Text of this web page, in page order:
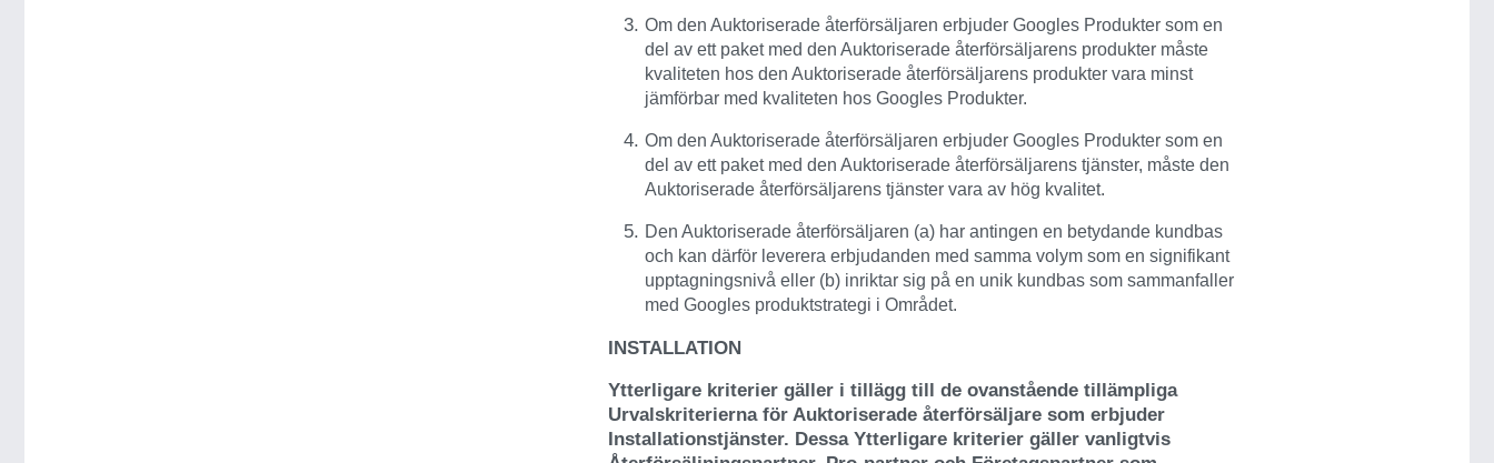
Om den Auktoriserade återförsäljaren erbjuder Googles Produkter som en
del av ett paket med den Auktoriserade återförsäljarens produkter måste
kvaliteten hos den Auktoriserade återförsäljarens produkter vara minst
jämförbar med kvaliteten hos Googles Produkter.
Om den Auktoriserade återförsäljaren erbjuder Googles Produkter som en
del av ett paket med den Auktoriserade återförsäljarens tjänster, måste den
Auktoriserade återförsäljarens tjänster vara av hög kvalitet.
Den Auktoriserade återförsäljaren (a) har antingen en betydande kundbas
och kan därför leverera erbjudanden med samma volym som en signifikant
upptagningsnivå eller (b) inriktar sig på en unik kundbas som sammanfaller
med Googles produktstrategi i Området.
INSTALLATION
Ytterligare kriterier gäller i tillägg till de ovanstående tillämpliga
Urvalskriterierna för Auktoriserade återförsäljare som erbjuder
Installationstjänster. Dessa Ytterligare kriterier gäller vanligtvis